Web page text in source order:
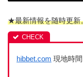
★最新情報を随時更新
hibbet.com 現地時